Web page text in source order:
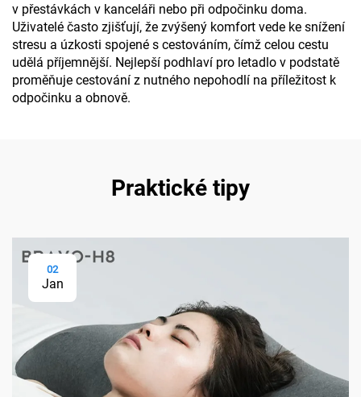
v přestávkách v kanceláři nebo při odpočinku doma.
Uživatelé často zjišťují, že zvýšený komfort vede ke snížení
stresu a úzkosti spojené s cestováním, čímž celou cestu
udělá příjemnější. Nejlepší podhlaví pro letadlo v podstatě
proměňuje cestování z nutného nepohodlí na příležitost k
odpočinku a obnově.
Praktické tipy
02
Jan